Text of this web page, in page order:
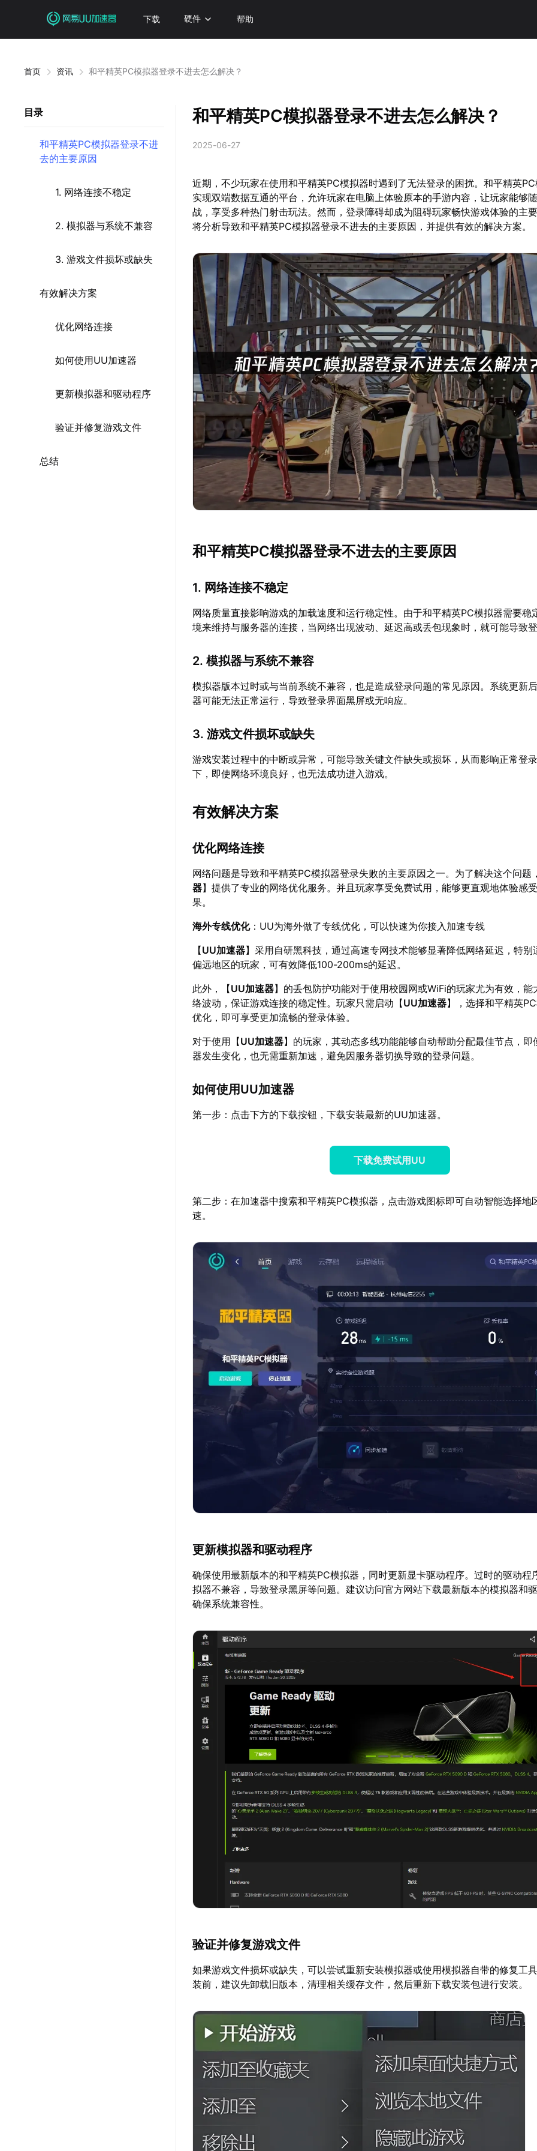
下载 硬件 帮助
首页 资讯 和平精英PC模拟器登录不进去怎么解决？
目录
和平精英PC模拟器登录不进
去的主要原因
1. 网络连接不稳定
2. 模拟器与系统不兼容
3. 游戏文件损坏或缺失
有效解决方案
优化网络连接
如何使用UU加速器
更新模拟器和驱动程序
验证并修复游戏文件
总结
和平精英PC模拟器登录不进去怎么解决？
2025-06-27
近期，不少玩家在使用和平精英PC模拟器时遇到了无法登录的困扰。和平精英
实现双端数据互通的平台，允许玩家在电脑上体验原本的手游内容，让玩家能够
战，享受多种热门射击玩法。然而，登录障碍却成为阻碍玩家畅快游戏体验的主
将分析导致和平精英PC模拟器登录不进去的主要原因，并提供有效的解决方案。
和平精英PC模拟器登录不进去的主要原因
1. 网络连接不稳定
网络质量直接影响游戏的加载速度和运行稳定性。由于和平精英PC模拟器需要稳
境来维持与服务器的连接，当网络出现波动、延迟高或丢包现象时，就可能导致
2. 模拟器与系统不兼容
模拟器版本过时或与当前系统不兼容，也是造成登录问题的常见原因。系统更新
器可能无法正常运行，导致登录界面黑屏或无响应。
3. 游戏文件损坏或缺失
游戏安装过程中的中断或异常，可能导致关键文件缺失或损坏，从而影响正常登
下，即使网络环境良好，也无法成功进入游戏。
有效解决方案
优化网络连接
网络问题是导致和平精英PC模拟器登录失败的主要原因之一。为了解决这个问题
器】提供了专业的网络优化服务。并且玩家享受免费试用，能够更直观地体验感
果。
海外专线优化：UU为海外做了专线优化，可以快速为你接入加速专线
【UU加速器】采用自研黑科技，通过高速专网技术能够显著降低网络延迟，特别
偏远地区的玩家，可有效降低100-200ms的延迟。
此外，【UU加速器】的丢包防护功能对于使用校园网或WiFi的玩家尤为有效，能
络波动，保证游戏连接的稳定性。玩家只需启动【UU加速器】，选择和平精英
优化，即可享受更加流畅的登录体验。
对于使用【UU加速器】的玩家，其动态多线功能能够自动帮助分配最佳节点，即
器发生变化，也无需重新加速，避免因服务器切换导致的登录问题。
如何使用UU加速器
第一步：点击下方的下载按钮，下载安装最新的UU加速器。
下载免费试用UU
第二步：在加速器中搜索和平精英PC模拟器，点击游戏图标即可自动智能选择地
速。
更新模拟器和驱动程序
确保使用最新版本的和平精英PC模拟器，同时更新显卡驱动程序。过时的驱动程
拟器不兼容，导致登录黑屏等问题。建议访问官方网站下载最新版本的模拟器和
确保系统兼容性。
验证并修复游戏文件
如果游戏文件损坏或缺失，可以尝试重新安装模拟器或使用模拟器自带的修复工
装前，建议先卸载旧版本，清理相关缓存文件，然后重新下载安装包进行安装。